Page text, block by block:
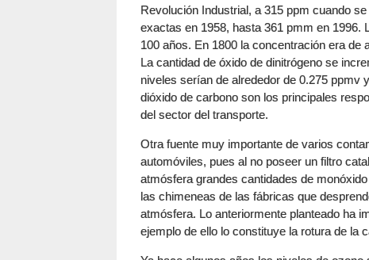
Revolución Industrial, a 315 ppm cuando
exactas en 1958, hasta 361 pmm en 1996.
100 años. En 1800 la concentración era
La cantidad de óxido de dinitrógeno se
niveles serían de alrededor de 0.275 ppmv
dióxido de carbono son los principales
del sector del transporte.
Otra fuente muy importante de varios
automóviles, pues al no poseer un filtro
atmósfera grandes cantidades de
las chimeneas de las fábricas que
atmósfera. Lo anteriormente planteado ha
ejemplo de ello lo constituye la rotura de la